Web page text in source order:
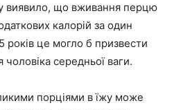
виявило, що вживання перцю
калорій за один
років це могло б призвести
середньої ваги.
порціями в їжу може